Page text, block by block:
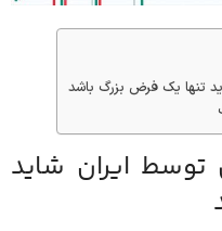
تنها یک فرض بزرگ باشد
ایران شاید